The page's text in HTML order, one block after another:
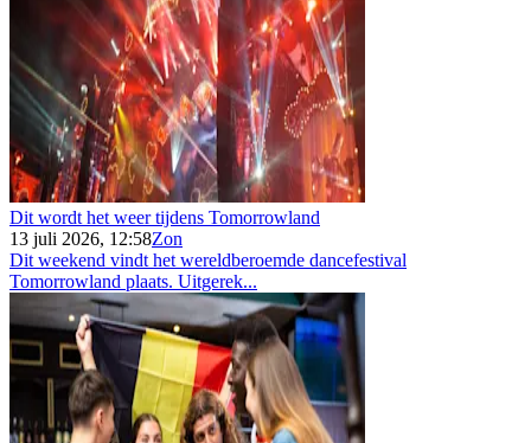
Dit wordt het weer tijdens Tomorrowland
13 juli 2026, 12:58Zon
Dit weekend vindt het wereldberoemde dancefestival
Tomorrowland plaats. Uitgerek...